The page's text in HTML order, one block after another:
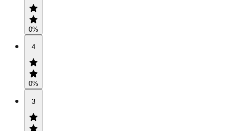
0%
4
0%
3